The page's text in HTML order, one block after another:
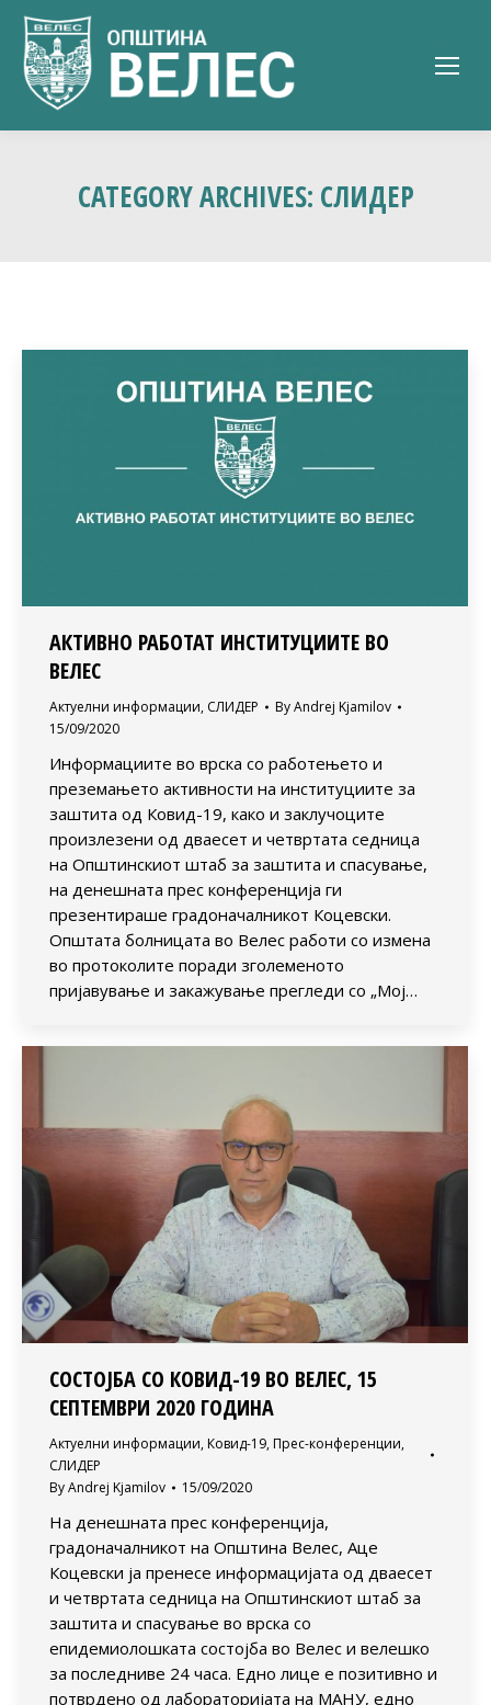
CATEGORY ARCHIVES: СЛИДЕР
АКТИВНО РАБОТАТ ИНСТИТУЦИИТЕ ВО
ВЕЛЕС
Актуелни информации, СЛИДЕР ByAndrej Kjamilov
15/09/2020
Информациите во врска со работењето и
преземањето активности на институциите за
заштита од Ковид-19, како и заклучоците
произлезени од дваесет и четвртата седница
на Општинскиот штаб за заштита и спасување,
на денешната прес конференција ги
презентираше градоначалникот Коцевски.
Општата болницата во Велес работи со измена
во протоколите поради зголеменото
пријавување и закажување прегледи со „Мој…
СОСТОЈБА СО КОВИД-19 ВО ВЕЛЕС, 15
СЕПТЕМВРИ 2020 ГОДИНА
Актуелни информации, Ковид-19, Прес-конференции,
СЛИДЕР
ByAndrej Kjamilov 15/09/2020
На денешната прес конференција,
градоначалникот на Општина Велес, Аце
Коцевски ја пренесе информацијата од дваесет
и четвртата седница на Општинскиот штаб за
заштита и спасување во врска со
епидемиолошката состојба во Велес и велешко
за последниве 24 часа. Едно лице е позитивно и
потврдено од лабораторијата на МАНУ, едно